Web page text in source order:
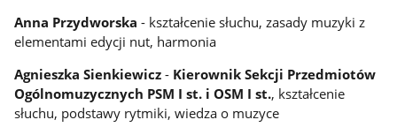
Anna Przydworska - kształcenie słuchu, zasady muzyki z
elementami edycji nut, harmonia
Agnieszka Sienkiewicz - Kierownik Sekcji Przedmiotów
Ogólnomuzycznych PSM I st. i OSM I st., kształcenie
słuchu, podstawy rytmiki, wiedza o muzyce